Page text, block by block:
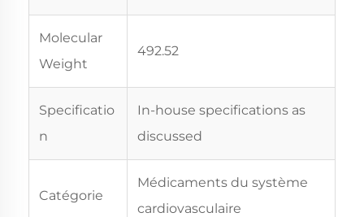
Molecular
Weight
492.52
Specificatio
n
In-house specifications as
discussed
Catégorie
Médicaments du système
cardiovasculaire